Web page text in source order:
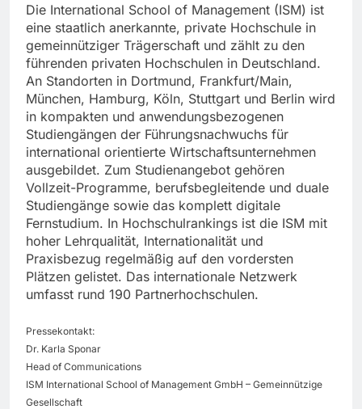
Die International School of Management (ISM) ist
eine staatlich anerkannte, private Hochschule in
gemeinnütziger Trägerschaft und zählt zu den
führenden privaten Hochschulen in Deutschland.
An Standorten in Dortmund, Frankfurt/Main,
München, Hamburg, Köln, Stuttgart und Berlin wird
in kompakten und anwendungsbezogenen
Studiengängen der Führungsnachwuchs für
international orientierte Wirtschaftsunternehmen
ausgebildet. Zum Studienangebot gehören
Vollzeit-Programme, berufsbegleitende und duale
Studiengänge sowie das komplett digitale
Fernstudium. In Hochschulrankings ist die ISM mit
hoher Lehrqualität, Internationalität und
Praxisbezug regelmäßig auf den vordersten
Plätzen gelistet. Das internationale Netzwerk
umfasst rund 190 Partnerhochschulen.
Pressekontakt:
Dr. Karla Sponar
Head of Communications
ISM International School of Management GmbH – Gemeinnützige
Gesellschaft